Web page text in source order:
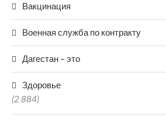
Вакцинация
Военная служба по контракту
Дагестан – это
Здоровье
(2 884)